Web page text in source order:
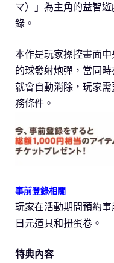
マ）」為主角的益智
錄。
本作是玩家操控畫面
的球發射炮彈，當同
就會自動消除，玩家
務條件。
事前登錄相關
玩家在活動期間預約
日元道具和扭蛋卷。
特典內容